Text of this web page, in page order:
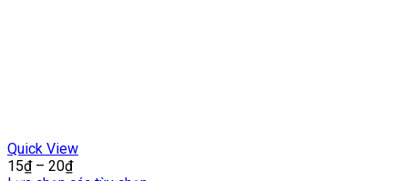
Quick View
15₫– 20₫